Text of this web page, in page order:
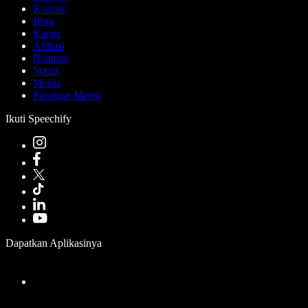
Kontak
Blog
Karier
Afiliasi
Bantuan
Status
Media
Panduan Merek
Ikuti Speechify
Dapatkan Aplikasinya